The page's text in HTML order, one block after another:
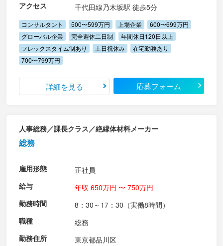
アクセス
千代田線乃木坂駅 徒歩5分
コンサルタント 500〜599万円 上場企業
600〜699万円
グローバル企業
完全週休二日制
年間休日120日以上
フレックスタイム制あり
土日祝休み
在宅勤務あり
700〜799万円
詳細を見る 応募フォーム
人事総務／課長クラス／絶縁体材料メーカー
総務
雇用形態
正社員
給与
年収 650万円 〜 750万円
勤務時間
8：30～17：30（実働8時間）
職種
総務
勤務住所
東京都品川区